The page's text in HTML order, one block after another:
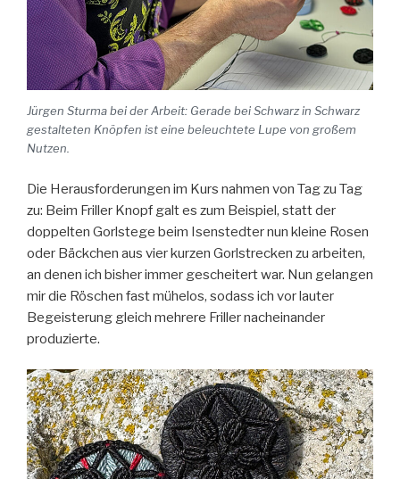
Jürgen Sturma bei der Arbeit: Gerade bei Schwarz in Schwarz
gestalteten Knöpfen ist eine beleuchtete Lupe von großem
Nutzen.
Die Herausforderungen im Kurs nahmen von Tag zu Tag
zu: Beim Friller Knopf galt es zum Beispiel, statt der
doppelten Gorlstege beim Isenstedter nun kleine Rosen
oder Bäckchen aus vier kurzen Gorlstrecken zu arbeiten,
an denen ich bisher immer gescheitert war. Nun gelangen
mir die Röschen fast mühelos, sodass ich vor lauter
Begeisterung gleich mehrere Friller nacheinander
produzierte.